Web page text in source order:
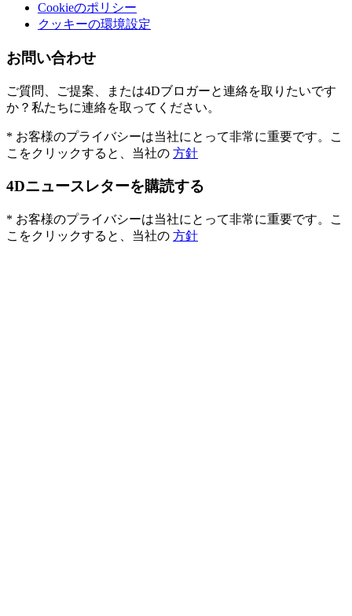
Cookieのポリシー
クッキーの環境設定
お問い合わせ
ご質問、ご提案、または4Dブロガーと連絡を取りたいです
か？私たちに連絡を取ってください。
* お客様のプライバシーは当社にとって非常に重要です。こ
こをクリックすると、当社の 方針
4Dニュースレターを購読する
* お客様のプライバシーは当社にとって非常に重要です。こ
こをクリックすると、当社の 方針